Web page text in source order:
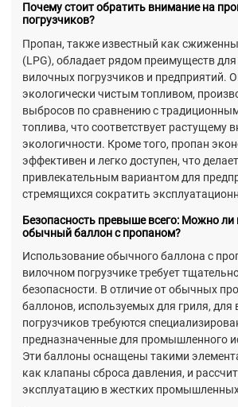
Почему стоит обратить внимание на
погрузчиков?
Пропан, также известный как
(LPG), обладает рядом преимуществ
вилочных погрузчиков и предприятий.
экологически чистым топливом,
выбросов по сравнению с
топлива, что соответствует растущему
экологичности. Кроме того, пропан
эффективен и легко доступен, что
привлекательным вариантом для
стремящихся сократить
Безопасность превыше всего: Можно ли
обычный баллон с пропаном?
Использование обычного баллона с
вилочном погрузчике требует
безопасности. В отличие от обычных
баллонов, используемых для гриля, для
погрузчиков требуются
предназначенные для промышленного
Эти баллоны оснащены такими
как клапаны сброса давления, и
эксплуатацию в жестких